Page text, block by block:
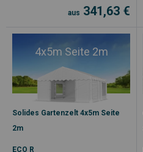
aus 341,63 €
4x5m Seite 2m
Solides Gartenzelt 4x5m Seite
2m
ECO R